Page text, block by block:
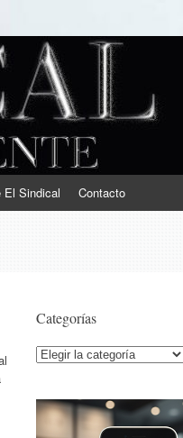
El Sindical Contacto
Categorías
Categorías